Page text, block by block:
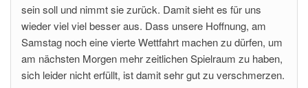
sein soll und nimmt sie zurück. Damit sieht es für uns
wieder viel viel besser aus. Dass unsere Hoffnung, am
Samstag noch eine vierte Wettfahrt machen zu dürfen, um
am nächsten Morgen mehr zeitlichen Spielraum zu haben,
sich leider nicht erfüllt, ist damit sehr gut zu verschmerzen.